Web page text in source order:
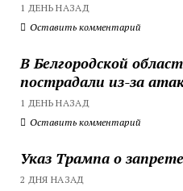
1 ДЕНЬ НАЗАД
Оставить комментарий
В Белгородской
пострадали из-за
1 ДЕНЬ НАЗАД
Оставить комментарий
Указ Трампа о
2 ДНЯ НАЗАД